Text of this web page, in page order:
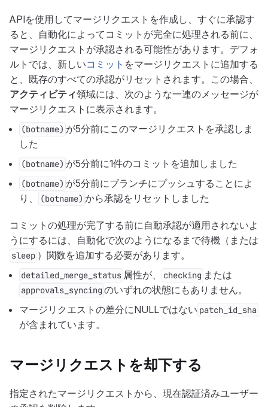
APIを使用してマージリクエストを作成し、すぐに承認す
ると、自動化によってコミットが完全に処理される前に、
マージリクエストが承認される可能性があります。デフォ
ルトでは、新しいコミット をマージリクエストに追加する
と、既存のすべての承認がリセットされます。この場合、
アクティビティ領域には、次のような一連のメッセージが
マージリクエストに表示されます。
(botname) が5分前にこのマージリクエストを承認しま
した
(botname) が5分前に1件のコミットを追加しました
(botname) が5分前にブランチにプッシュすることによ
り、
(botname) から承認をリセットしました
コミットの処理が完了する前に自動承認が適用されないよ
うにするには、自動化で次のようになるまで待機（または
sleep ）関数を追加する必要があります。
detailed_merge_status 属性が、 checking または
approvals_syncing のいずれの状態にもありません。
マージリクエストの差分にNULLではない patch_id_sha
が含まれています。
マージリクエストを却下する
指定されたマージリクエストから、現在認証済みユーザー